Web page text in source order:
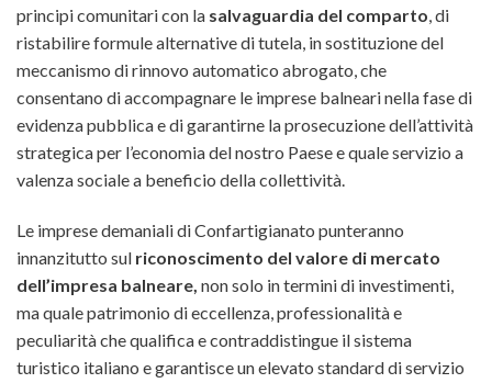
principi comunitari con la salvaguardia del comparto, di
ristabilire formule alternative di tutela, in sostituzione del
meccanismo di rinnovo automatico abrogato, che
consentano di accompagnare le imprese balneari nella fase di
evidenza pubblica e di garantirne la prosecuzione dell’attività
strategica per l’economia del nostro Paese e quale servizio a
valenza sociale a beneficio della collettività.
Le imprese demaniali di Confartigianato punteranno
innanzitutto sul riconoscimento del valore di mercato
dell’impresa balneare, non solo in termini di investimenti,
ma quale patrimonio di eccellenza, professionalità e
peculiarità che qualifica e contraddistingue il sistema
turistico italiano e garantisce un elevato standard di servizio